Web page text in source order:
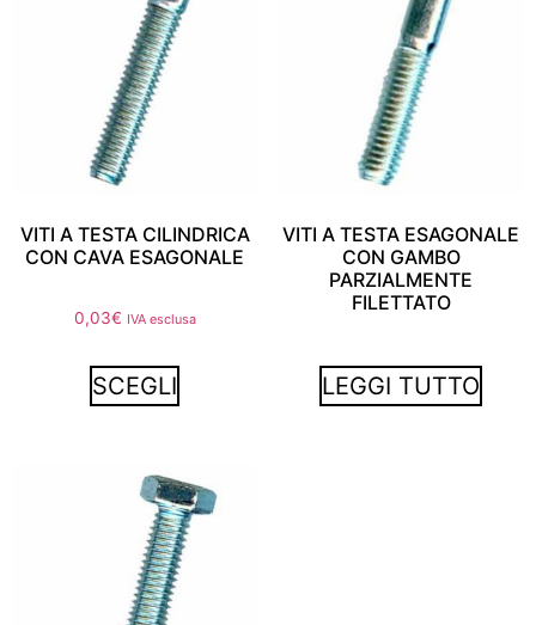
VITI A TESTA CILINDRICA
CON CAVA ESAGONALE
0,03€ IVA esclusa
SCEGLI
VITI A TESTA ESAGONALE
CON GAMBO
PARZIALMENTE
FILETTATO
LEGGI TUTTO